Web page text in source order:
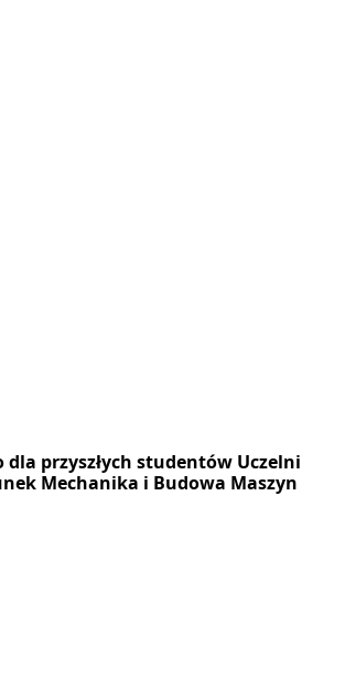
dla przyszłych studentów Uczelni
Mechanika i Budowa Maszyn